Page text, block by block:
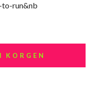
to-run&nb
KORGEN